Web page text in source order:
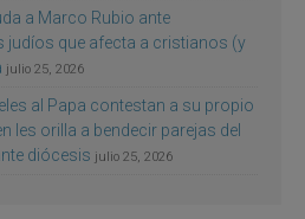
a Marco Rubio ante
judíos que afecta a cristianos (y
julio 25, 2026
al Papa contestan a su propio
les orilla a bendecir parejas del
diócesis julio 25, 2026